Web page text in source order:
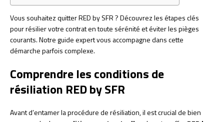
Vous souhaitez quitter RED by SFR ? Découvrez les étapes clés
pour résilier votre contrat en toute sérénité et éviter les pièges
courants. Notre guide expert vous accompagne dans cette
démarche parfois complexe.
Comprendre les conditions de
résiliation RED by SFR
Avant d’entamer la procédure de résiliation, il est crucial de bien